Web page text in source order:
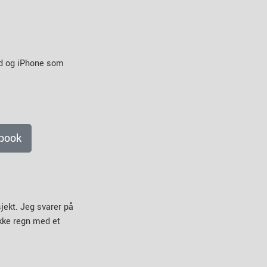
og iPhone som
Jeg svarer på
regn med et